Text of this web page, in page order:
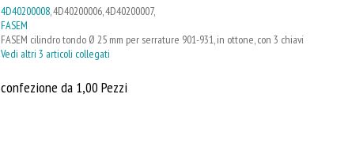
4D40200008, 4D40200006, 4D40200007,
FASEM
FASEM cilindro tondo Ø 25 mm per serrature 901-931, in ottone, con 3 chiavi
Vedi altri 3 articoli collegati
confezione da 1,00 Pezzi